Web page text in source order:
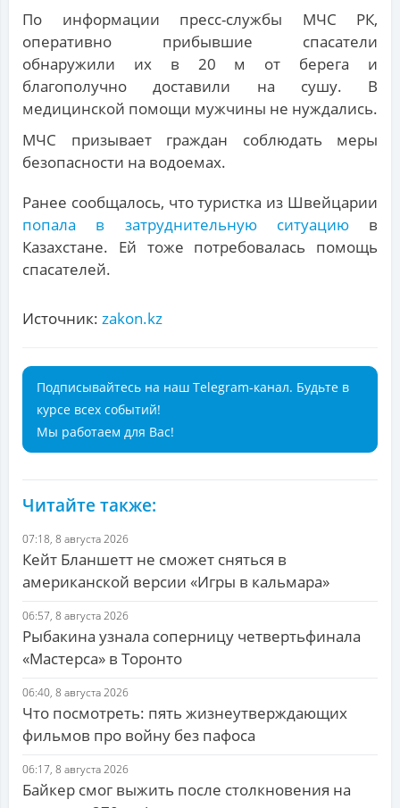
По информации пресс-службы МЧС РК,
оперативно прибывшие спасатели
обнаружили их в 20 м от берега и
благополучно доставили на сушу. В
медицинской помощи мужчины не нуждались.
МЧС призывает граждан соблюдать меры
безопасности на водоемах.
Ранее сообщалось, что туристка из Швейцарии
попала в затруднительную ситуациюв
Казахстане. Ей тоже потребовалась помощь
спасателей.
Источник: zakon.kz
Подписывайтесь на наш Telegram-канал. Будьте в
курсе всех событий!
Мы работаем для Вас!
Читайте также:
07:18, 8 августа 2026
Кейт Бланшетт не сможет сняться в
американской версии «Игры в кальмара»
06:57, 8 августа 2026
Рыбакина узнала соперницу четвертьфинала
«Мастерса» в Торонто
06:40, 8 августа 2026
Что посмотреть: пять жизнеутверждающих
фильмов про войну без пафоса
06:17, 8 августа 2026
Байкер смог выжить после столкновения на